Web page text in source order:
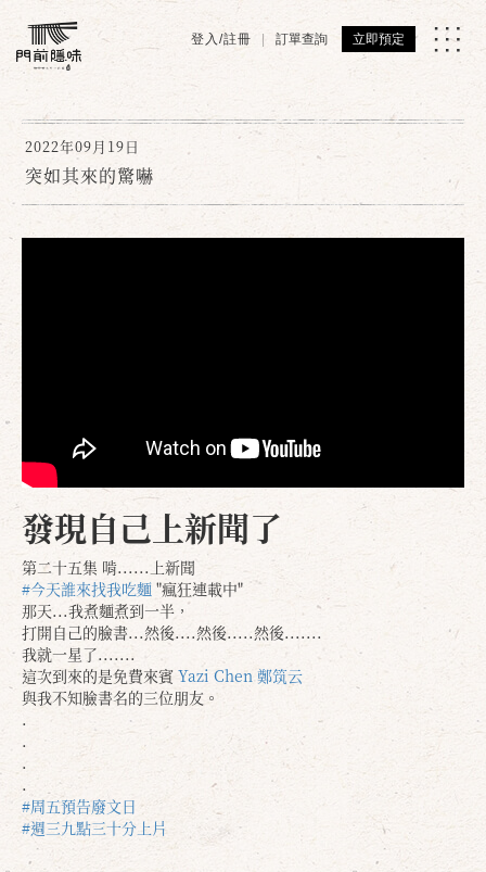
登入/註冊 訂單查詢 立即預定
2022年09月19日
突如其來的驚嚇
發現自己上新聞了
第二十五集 啃......上新聞
#今天誰來找我吃麵 "瘋狂連載中"
那天...我煮麵煮到一半，
打開自己的臉書...然後....然後.....然後.......
我就一星了.......
這次到來的是免費來賓 Yazi Chen 鄭筑云
與我不知臉書名的三位朋友。
.
.
.
.
#周五預告廢文日
#週三九點三十分上片